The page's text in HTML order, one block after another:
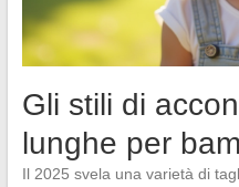
Gli stili di
lunghe per
Il 2025 svela una varietà di